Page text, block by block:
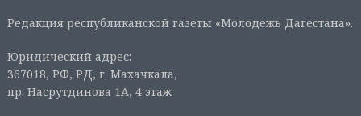
Редакция республиканской газеты «Молодежь Дагестана».
Юридический адрес:
367018, РФ, РД, г. Махачкала,
пр. Насрутдинова 1А, 4 этаж